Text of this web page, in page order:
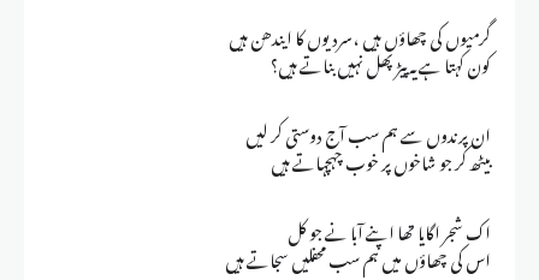
گرمیوں کی چھاؤں ہیں ، سردیوں کا ایندھن ہیں
کون کہتا ہے یہ پیڑ پھل نہیں بناتے ہیں؟
ان پرندوں سے ہم سب آج دوستی کر لیں
بیٹھ کر جو شاخوں پر خوب چہچہاتے ہیں
اک شجر اگایا تھا اپنے آبا نے جو کل
اس کی چھاؤں میں ہم سب محفلیں سجاتے ہیں